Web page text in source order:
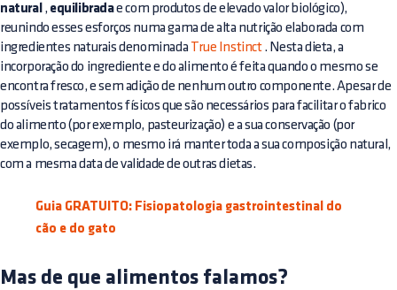
natural , equilibradae com produtos de elevado valor biológico),
reunindo esses esforços numa gama de alta nutrição elaborada com
ingredientes naturais denominada True Instinct. Nesta dieta, a
incorporação do ingrediente e do alimento é feita quando o mesmo se
encontra fresco, e sem adição de nenhum outro componente. Apesar de
possíveis tratamentos físicos que são necessários para facilitar o fabrico
do alimento (por exemplo, pasteurização) e a sua conservação (por
exemplo, secagem), o mesmo irá manter toda a sua composição natural,
com a mesma data de validade de outras dietas.
Guia GRATUITO: Fisiopatologia gastrointestinal do
cão e do gato
Mas de que alimentos falamos?